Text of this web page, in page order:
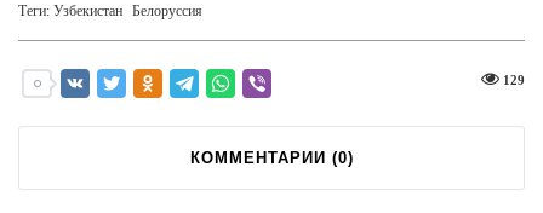
Теги: Узбекистан Белоруссия
129
КОММЕНТАРИИ (0)